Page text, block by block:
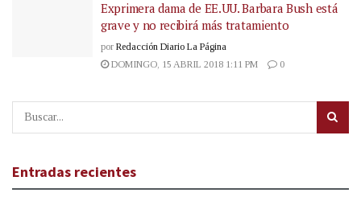
Exprimera dama de EE.UU. Barbara Bush está
grave y no recibirá más tratamiento
por Redacción Diario La Página
DOMINGO, 15 ABRIL 2018 1:11 PM
0
Entradas recientes